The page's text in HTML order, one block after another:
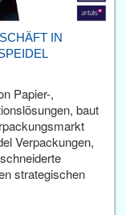
IN
Papier-,
baut
Verpackungen,
strategischen